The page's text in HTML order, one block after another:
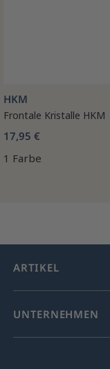
HKM
Frontale Kristalle HKM
17,95 €
1 Farbe
ARTIKEL
UNTERNEHMEN